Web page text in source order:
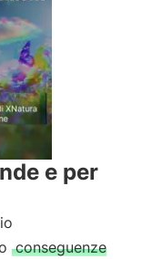
e per
conseguenze